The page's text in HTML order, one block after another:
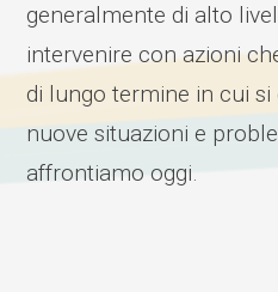
generalmente di alto
intervenire con azioni
di lungo termine in cui
nuove situazioni e
affrontiamo oggi.